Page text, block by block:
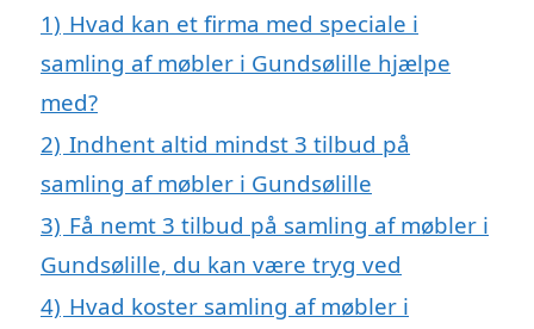
1) Hvad kan et firma med speciale i
samling af møbler i Gundsølille hjælpe
med?
2) Indhent altid mindst 3 tilbud på
samling af møbler i Gundsølille
3) Få nemt 3 tilbud på samling af møbler i
Gundsølille, du kan være tryg ved
4) Hvad koster samling af møbler i